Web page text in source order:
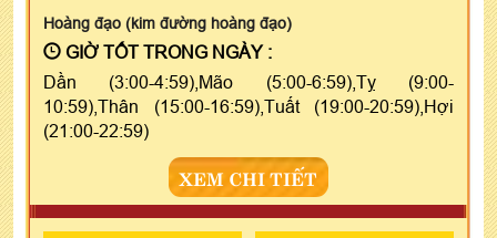
Hoàng đạo (kim đường hoàng đạo)
GIỜ TỐT TRONG NGÀY :
Dần (3:00-4:59),Mão (5:00-6:59),Tỵ (9:00-
10:59),Thân (15:00-16:59),Tuất (19:00-20:59),Hợi
(21:00-22:59)
XEM CHI TIẾT